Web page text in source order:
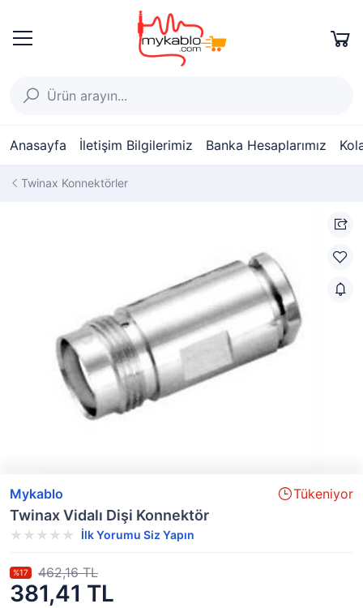
Anasayfa İletişim Bilgilerimiz Banka Hesaplarımız
Twinax Konnektörler
Mykablo Tükeniyor
Twinax Vidalı Dişi Konnektör
İlk Yorumu Siz Yapın
381,41 TL
%17 462,16 TL